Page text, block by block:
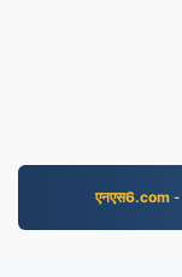
एनएस6.com -